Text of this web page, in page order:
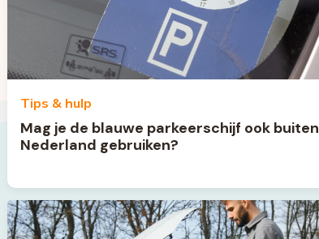
Tips & hulp
Mag je de blauwe parkeerschijf ook buiten
Nederland gebruiken?